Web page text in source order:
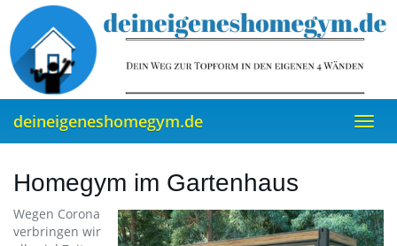
main
content
deineigeneshomegym.de
Homegym im Gartenhaus
Wegen Corona
verbringen wir